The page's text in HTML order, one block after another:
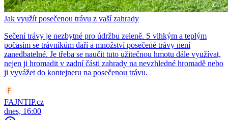
Jak využít posečenou trávu z vaší zahrady
Sečení trávy je nezbytné pro údržbu zeleně. S vlhkým a teplým
počasím se trávníkům daří a množství posečené trávy není
zanedbatelné. Je třeba se naučit tuto užitečnou hmotu dále využívat,
nejen ji hromadit v zadní části zahrady na nevzhledné hromadě nebo
ji vyvážet do kontejneru na posečenou trávu.
FAJNTIP.cz
dnes, 16:00